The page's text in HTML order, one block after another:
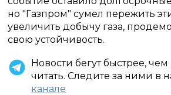
но "Газпром" сумел пережить
увеличить добычу газа,
свою устойчивость.
Новости бегут быстрее,
читать. Следите за ними в
канале